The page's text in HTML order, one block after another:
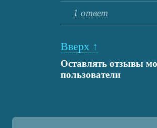
1 ответ
Вверх ↑
Оставлять отзывы
пользователи